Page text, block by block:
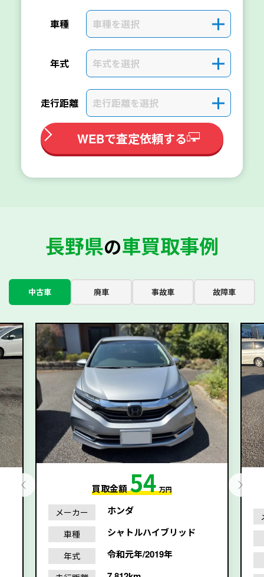
車種 車種を選択 ＋
年式 年式を選択 ＋
走行距離 走行距離を選択 ＋
WEBで査定依頼する
長野県の車買取事例
中古車 廃車 事故車 故障車
買取金額54 万円
メーカー ホンダ
車種 シャトルハイブリッド
年式 令和元年/2019年